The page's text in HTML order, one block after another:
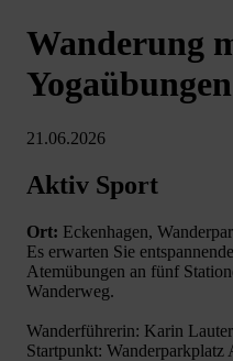
Wanderung
21.06.2026
Aktiv Sport
Ort: Eckenhagen,
Es erwarten Sie
Atemübungen an fünf
Wanderweg.
Wanderführerin: Karin
Startpunkt: